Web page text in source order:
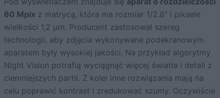
60 Mpix z matrycą, która ma rozmiar 1/2.8″ i piksele
wielkości 1,2 µm. Producent zastosował szereg
technologii, aby zdjęcia wykonywane podekranowym
aparatem były wysokiej jakości. Na przykład algorytmy
Night Vision potrafią wyciągnąć więcej światła i detali z
ciemniejszych partii. Z kolei inne rozwiązania mają na
celu poprawić kontrast i zredukować szumy. Oczywiście